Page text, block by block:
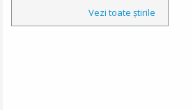
Vezi toate ştirile